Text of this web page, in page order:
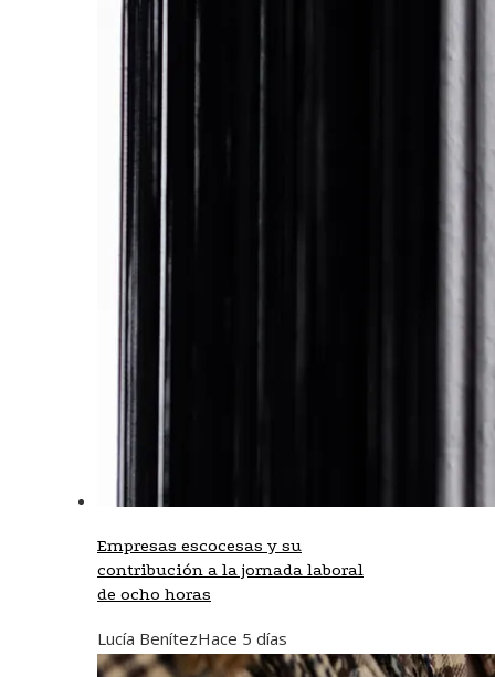
Empresas escocesas y su
contribución a la jornada laboral
de ocho horas
Lucía BenítezHace 5 días